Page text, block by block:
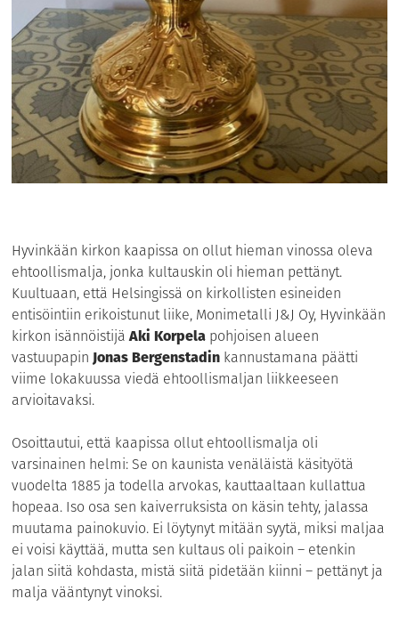
Hyvinkään kirkon kaapissa on ollut hieman vinossa oleva
ehtoollismalja, jonka kultauskin oli hieman pettänyt.
Kuultuaan, että Helsingissä on kirkollisten esineiden
entisöintiin erikoistunut liike, Monimetalli J&J Oy, Hyvinkään
kirkon isännöistijäAki Korpela pohjoisen alueen
vastuupapinJonas Bergenstadin kannustamana päätti
viime lokakuussa viedä ehtoollismaljan liikkeeseen
arvioitavaksi.
Osoittautui, että kaapissa ollut ehtoollismalja oli
varsinainen helmi: Se on kaunista venäläistä käsityötä
vuodelta 1885 ja todella arvokas, kauttaaltaan kullattua
hopeaa. Iso osa sen kaiverruksista on käsin tehty, jalassa
muutama painokuvio. Ei löytynyt mitään syytä, miksi maljaa
ei voisi käyttää, mutta sen kultaus oli paikoin – etenkin
jalan siitä kohdasta, mistä siitä pidetään kiinni – pettänyt ja
malja vääntynyt vinoksi.